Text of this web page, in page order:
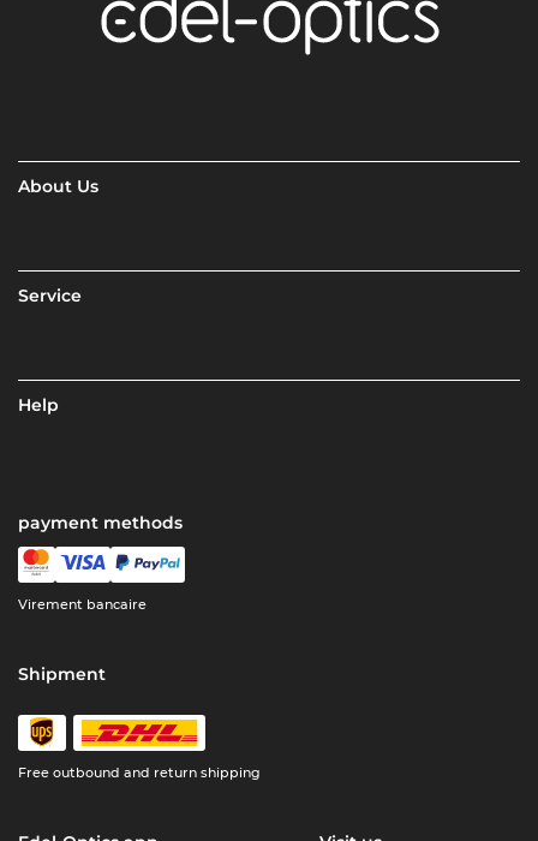
About Us
Service
Help
payment methods
Virement bancaire
Shipment
Free outbound and return shipping